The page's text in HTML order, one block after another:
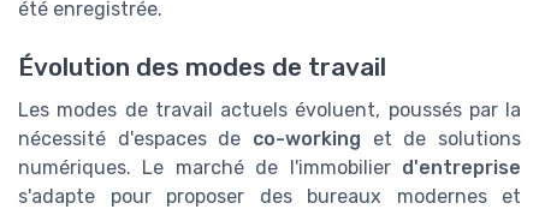
été enregistrée.
Évolution des modes de travail
Les modes de travail actuels évoluent, poussés par la
nécessité d'espaces de co-working et de solutions
numériques. Le marché de l'immobilier d'entreprise
s'adapte pour proposer des bureaux modernes et